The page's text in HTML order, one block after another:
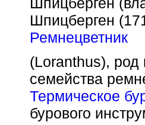
Шпицберген
Ремнецветник
(Loranthus), род
семейства
Термическое
бурового